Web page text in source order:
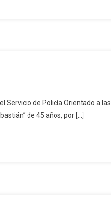
Servicio de Policía Orientado a
de 45 años, por […]